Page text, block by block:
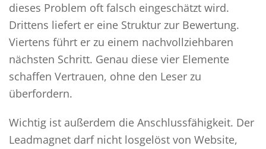
dieses Problem oft falsch eingeschätzt wird.
Drittens liefert er eine Struktur zur Bewertung.
Viertens führt er zu einem nachvollziehbaren
nächsten Schritt. Genau diese vier Elemente
schaffen Vertrauen, ohne den Leser zu
überfordern.
Wichtig ist außerdem die Anschlussfähigkeit. Der
Leadmagnet darf nicht losgelöst von Website,